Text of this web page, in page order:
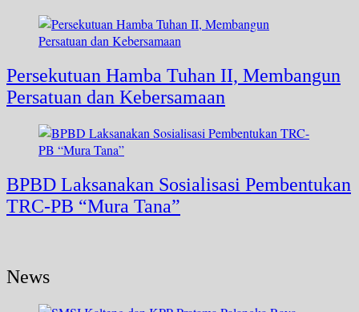
Persekutuan Hamba Tuhan II, Membangun
Persatuan dan Kebersamaan
BPBD Laksanakan Sosialisasi Pembentukan
TRC-PB “Mura Tana”
News